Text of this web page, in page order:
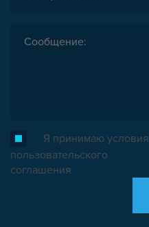
Я принимаю условия
пользовательского
соглашения